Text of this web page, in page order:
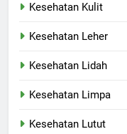
Kesehatan Kulit
Kesehatan Leher
Kesehatan Lidah
Kesehatan Limpa
Kesehatan Lutut